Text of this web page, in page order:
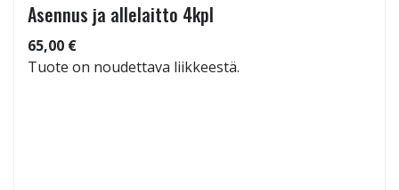
Asennus ja allelaitto 4kpl
65,00 €
Tuote on noudettava liikkeestä.